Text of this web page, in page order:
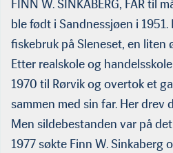
FINN W. SINKABERG, FAR til
ble født i Sandnessjøen i
fiskebruk på Sleneset, en liten
Etter realskole og
1970 til Rørvik og overtok et
sammen med sin far. Her drev
Men sildebestanden var på
1977 søkte Finn W. Sinkaberg